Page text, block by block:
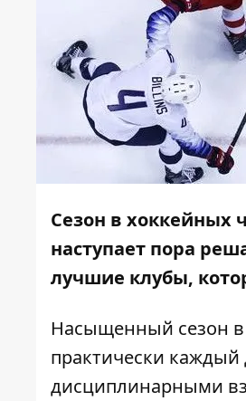
Сезон в
наступает пора
лучшие клубы,
Насыщенный сезон в
практически
дисциплинарными